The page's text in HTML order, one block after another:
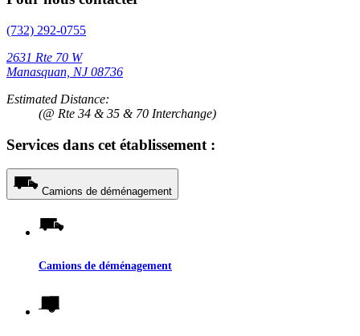
(732) 292-0755
2631 Rte 70 W
Manasquan, NJ 08736
Estimated Distance:
(@ Rte 34 & 35 & 70 Interchange)
Services dans cet établissement :
Camions de déménagement
Camions de déménagement